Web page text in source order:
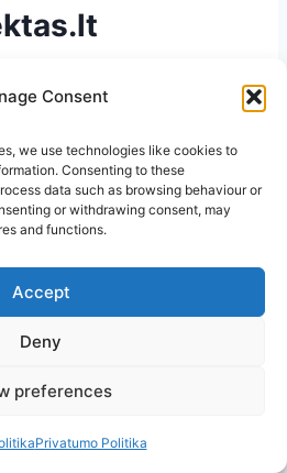
Consent
we use technologies like cookies to
Consenting to these
data such as browsing behaviour or
or withdrawing consent, may
and functions.
Accept
Deny
preferences
Privatumo Politika
išgirsti jūsų nuomonę!
kviečiu naršyti
svetainėje. Čia rasite
patarimus kasdienai,